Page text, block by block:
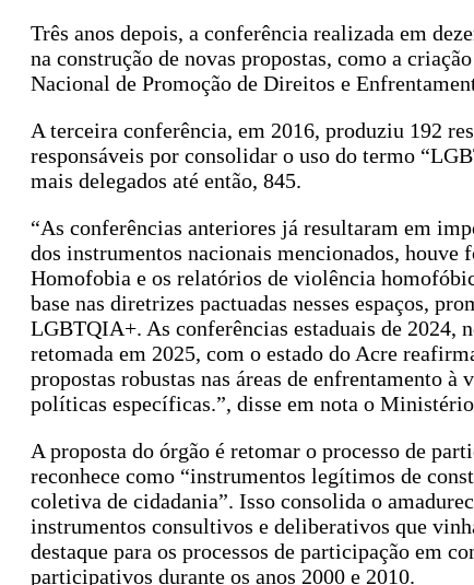
Três anos depois, a conferência realizada em
na construção de novas propostas, como a
Nacional de Promoção de Direitos e
A terceira conferência, em 2016, produziu 192
responsáveis por consolidar o uso do termo
mais delegados até então, 845.
“As conferências anteriores já resultaram em
dos instrumentos nacionais mencionados,
Homofobia e os relatórios de violência
base nas diretrizes pactuadas nesses espaços,
LGBTQIA+. As conferências estaduais de 2024,
retomada em 2025, com o estado do Acre
propostas robustas nas áreas de enfrentamento
políticas específicas.”, disse em nota o
A proposta do órgão é retomar o processo de
reconhece como “instrumentos legítimos de
coletiva de cidadania”. Isso consolida o
instrumentos consultivos e deliberativos que
destaque para os processos de participação em
participativos durante os anos 2000 e 2010.